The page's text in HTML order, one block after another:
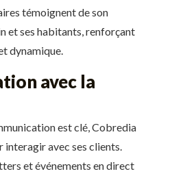
témoignent de son
et ses habitants, renforçant
dynamique.
avec la
est clé, Cobredia
interagir avec ses clients.
et événements en direct